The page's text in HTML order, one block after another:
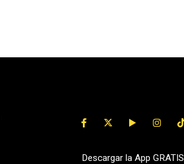
Descargar la App GRATIS